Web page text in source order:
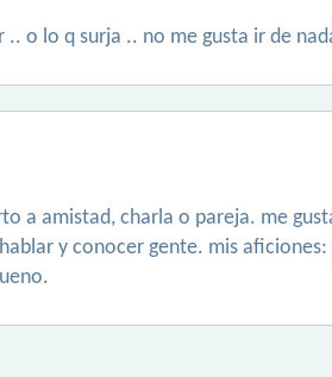
o lo q surja .. no me gusta ir de
a amistad, charla o pareja. me
y conocer gente. mis